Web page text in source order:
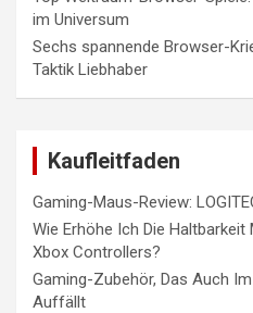
im Universum
Sechs spannende Browser-
Taktik Liebhaber
Kaufleitfaden
Gaming-Maus-Review:
Wie Erhöhe Ich Die
Xbox Controllers?
Gaming-Zubehör, Das Auch
Auffällt